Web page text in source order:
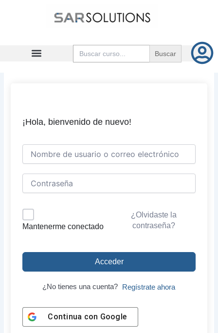
Buscar:
¡Hola, bienvenido de nuevo!
Mantenerme conectado
¿Olvidaste la
contraseña?
Acceder
¿No tienes una cuenta? Regístrate ahora
Continua con Google